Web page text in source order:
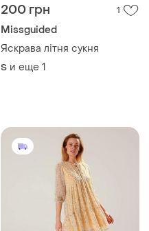
200 грн 1
Missguided
Яскрава літня сукня
S и еще 1